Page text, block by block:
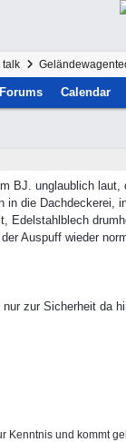
talk
Forums Calendar
BJ. unglaublich
die Dachdeckerei,
Edelstahlblech
Auspuff wieder
zur Sicherheit da
Kenntnis und kommt